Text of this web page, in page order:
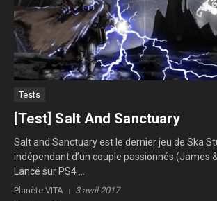
Tests
[Test] Salt And Sanctuary
Salt and Sanctuary est le dernier jeu de Ska
indépendant d’un couple passionnés (James
Lancé sur PS4 ...
Planète VITA 3 avril 2017